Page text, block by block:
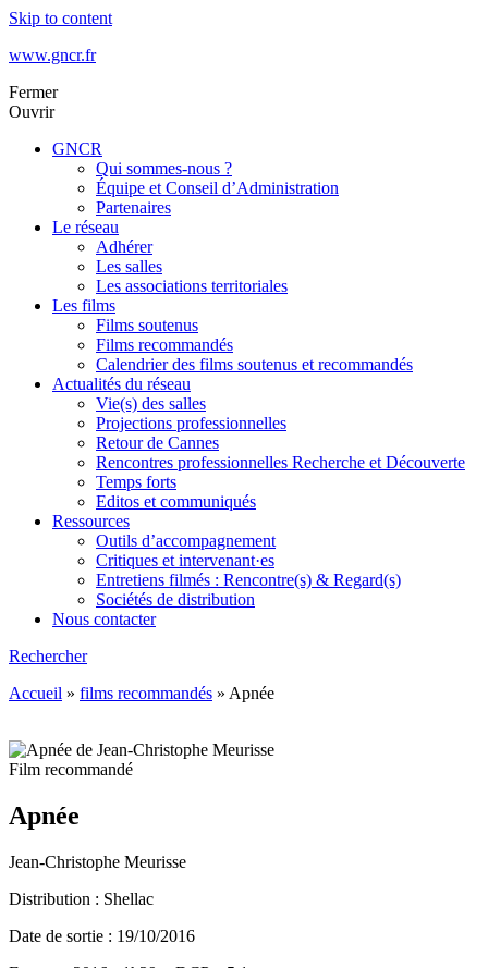
Skip to content
www.gncr.fr
Fermer
Ouvrir
GNCR
Qui sommes-nous ?
Équipe et Conseil d’Administration
Partenaires
Le réseau
Adhérer
Les salles
Les associations territoriales
Les films
Films soutenus
Films recommandés
Calendrier des films soutenus et recommandés
Actualités du réseau
Vie(s) des salles
Projections professionnelles
Retour de Cannes
Rencontres professionnelles Recherche et Découverte
Temps forts
Editos et communiqués
Ressources
Outils d’accompagnement
Critiques et intervenant·es
Entretiens filmés : Rencontre(s) & Regard(s)
Sociétés de distribution
Nous contacter
Rechercher
Accueil » films recommandés » Apnée
Film recommandé
Apnée
Jean-Christophe Meurisse
Distribution : Shellac
Date de sortie : 19/10/2016